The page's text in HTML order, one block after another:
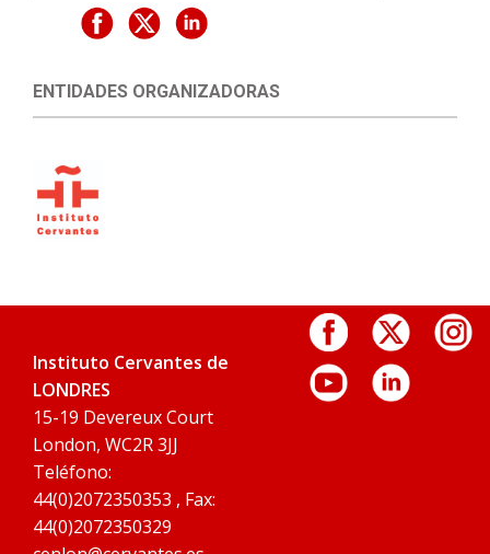
ENTIDADES ORGANIZADORAS
Instituto Cervantes de
LONDRES
15-19 Devereux Court
London, WC2R 3JJ
Teléfono:
44(0)2072350353 , Fax:
44(0)2072350329